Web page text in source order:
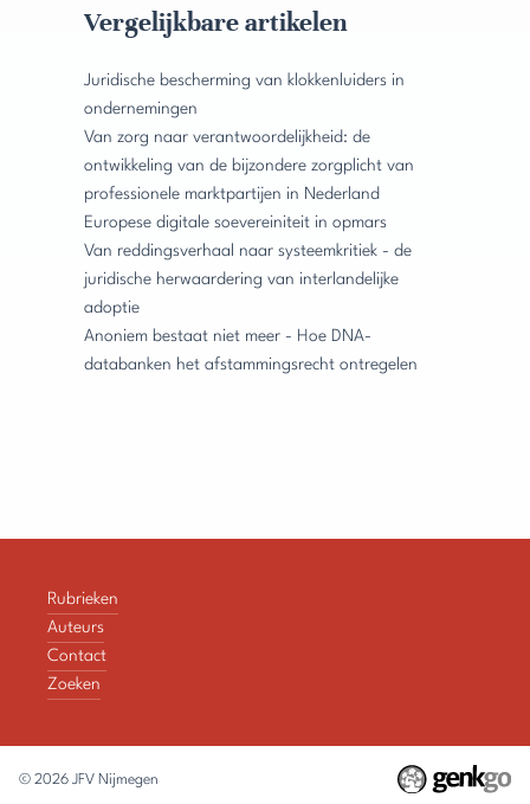
Vergelijkbare artikelen
Juridische bescherming van klokkenluiders in
ondernemingen
Van zorg naar verantwoordelijkheid: de
ontwikkeling van de bijzondere zorgplicht van
professionele marktpartijen in Nederland
Europese digitale soevereiniteit in opmars
Van reddingsverhaal naar systeemkritiek - de
juridische herwaardering van interlandelijke
adoptie
Anoniem bestaat niet meer - Hoe DNA-
databanken het afstammingsrecht ontregelen
Rubrieken
Auteurs
Contact
Zoeken
© 2026JFV Nijmegen